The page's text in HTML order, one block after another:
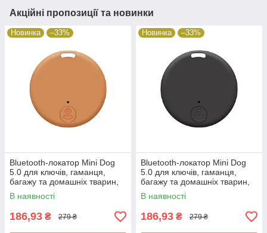
Акційні пропозиції та новинки
Новинка –33%
Bluetooth-локатор Mini Dog
5.0 для ключів, гаманця,
багажу та домашніх тварин,
помаранчевий
В наявності
186,93 ₴ 279 ₴
Новинка –33%
Bluetooth-локатор Mini Dog
5.0 для ключів, гаманця,
багажу та домашніх тварин,
чорний
В наявності
186,93 ₴ 279 ₴